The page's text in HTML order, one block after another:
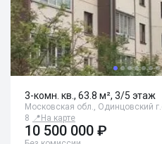
3-комн. кв., 63.8 м², 3/5 этаж
Московская обл., Одинцовский
8 📍 На карте
10 500 000 ₽